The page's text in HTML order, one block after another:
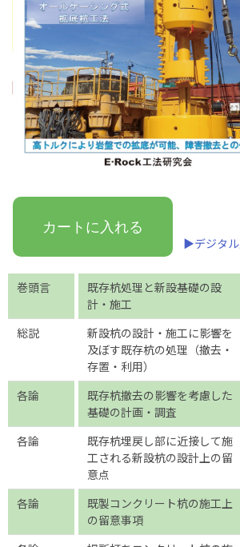
カートに入れる
▶デジタル
巻頭言
既存杭処理と新設基礎の設
計・施工
総説
新設杭の設計・施工に影響を
及ぼす既存杭の処理（撤去・
存置・利用）
各論
既存杭撤去の影響を考慮した
基礎の計画・調査
各論
既存杭埋戻し部に近接して施
工される新設杭の設計上の留
意点
各論
既製コンクリート杭の施工上
の留意事項